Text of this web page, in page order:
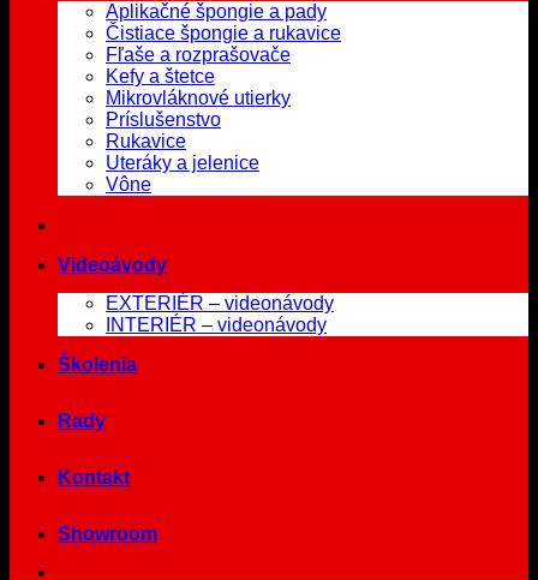
Aplikačné špongie a pady
Čistiace špongie a rukavice
Fľaše a rozprašovače
Kefy a štetce
Mikrovláknové utierky
Príslušenstvo
Rukavice
Uteráky a jelenice
Vône
Videoávody
EXTERIÉR – videonávody
INTERIÉR – videonávody
Školenia
Rady
Kontakt
Showroom